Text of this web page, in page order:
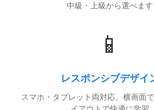
中級・上級から選べます
📱
レスポンシブデザイ
スマホ・タブレット両対応。横画面